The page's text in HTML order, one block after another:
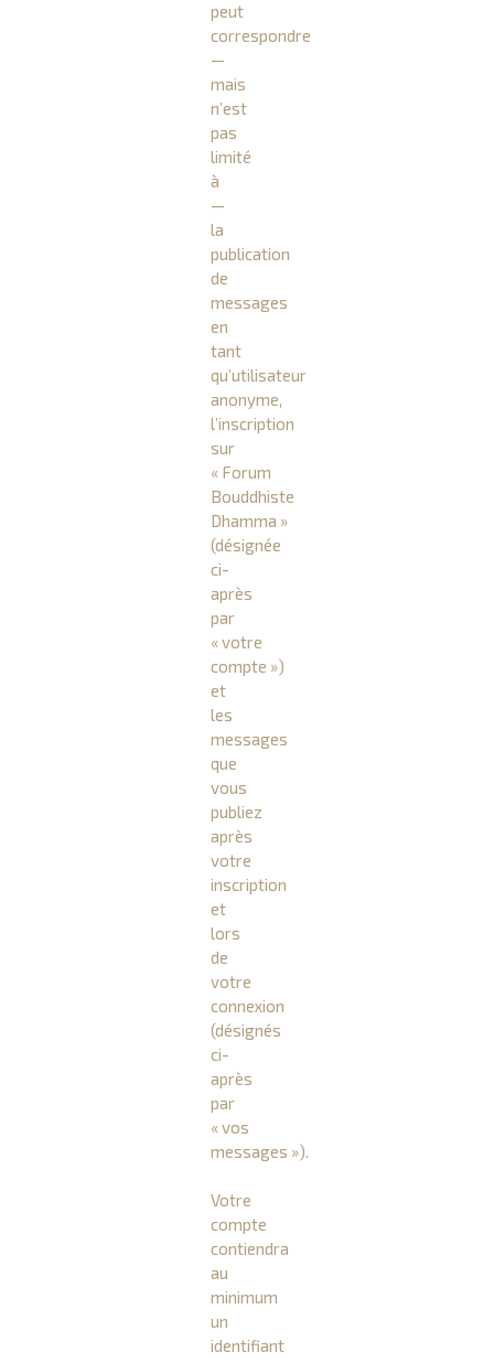
peut
correspondre
—
mais
n’est
pas
limité
à
—
la
publication
de
messages
en
tant
qu’utilisateur
anonyme,
l’inscription
sur
« Forum
Bouddhiste
Dhamma »
(désignée
ci-
après
par
« votre
compte »)
et
les
messages
que
vous
publiez
après
votre
inscription
et
lors
de
votre
connexion
(désignés
ci-
après
par
« vos
messages »).
Votre
compte
contiendra
au
minimum
un
identifiant